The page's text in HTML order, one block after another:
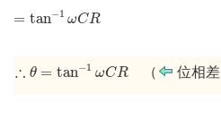
= tan−1 ωCR
tan ω CR
∴ θ = tan−1 ωCR
θ= tan ω R （ 位相差